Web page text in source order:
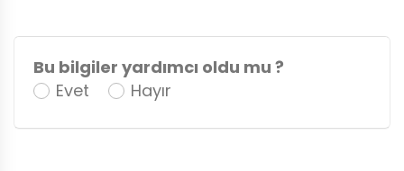
Bu bilgiler yardımcı oldu mu ?
Evet
Hayır